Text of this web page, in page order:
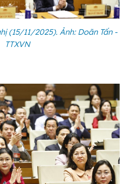
(15/11/2025). Ảnh: Doãn Tấn -
TTXVN